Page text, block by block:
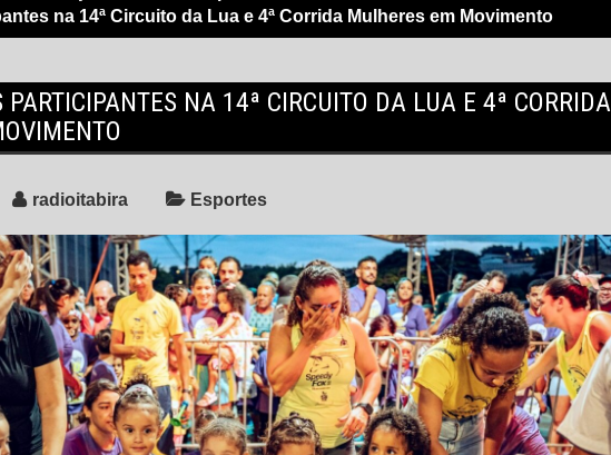
na 14ª Circuito da Lua e 4ª Corrida Mulheres em Movimento
NA 14ª CIRCUITO DA LUA E 4ª CORRIDA
radioitabira Esportes